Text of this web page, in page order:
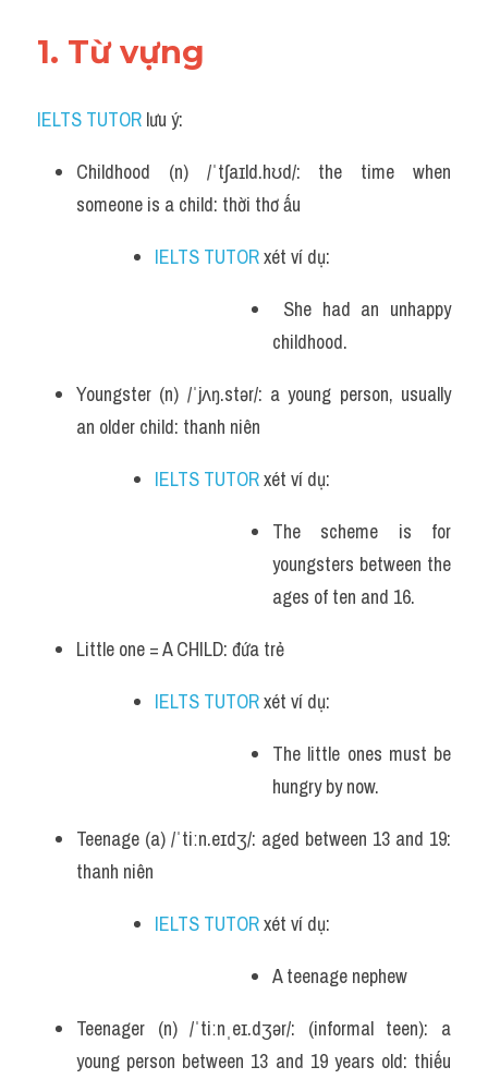
1. Từ vựng
IELTS TUTOR lưu ý:
Childhood (n) /ˈtʃaɪld.hʊd/: the time when
someone is a child: thời thơ ấu
IELTS TUTOR xét ví dụ:
She had an unhappy
childhood.
Youngster (n) /ˈjʌŋ.stər/: a young person, usually
an older child: thanh niên
IELTS TUTOR xét ví dụ:
The scheme is for
youngsters between the
ages of ten and 16.
Little one = A CHILD: đứa trẻ
IELTS TUTOR xét ví dụ:
The little ones must be
hungry by now.
Teenage (a) /ˈtiːn.eɪdʒ/: aged between 13 and 19:
thanh niên
IELTS TUTOR xét ví dụ:
A teenage nephew
Teenager (n) /ˈtiːnˌeɪ.dʒər/: (informal teen): a
young person between 13 and 19 years old: thiếu